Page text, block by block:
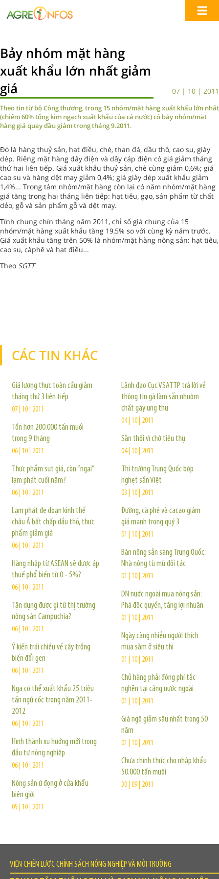
Bảy nhóm mặt hàng
xuất khẩu lớn nhất giảm
giá
07 | 10 | 2011
Theo tin từ bộ Công thương, trong 15 nhóm/mặt hàng xuất khẩu lớn nhất
(chiếm 60% tổng kim ngạch xuất khẩu của cả nước) có bảy nhóm/mặt
hàng giá quay đầu giảm trong tháng 9.2011.
Đó là hàng thuỷ sản, hạt điều, chè, than đá, dầu thô, cao su, giày
dép. Riêng mặt hàng dây điện và dây cáp điện có giá giảm tháng
thứ hai liên tiếp. Giá xuất khẩu thuỷ sản, chè cùng giảm 0,6%; giá
cao su và hàng dệt may giảm 0,4%; giá giày dép xuất khẩu giảm
1,4%... Trong tám nhóm/mặt hàng còn lại có năm nhóm/mặt hàng
giá tăng trong hai tháng liên tiếp: hạt tiêu, gạo, sản phẩm từ chất
dẻo, gỗ và sản phẩm gỗ và dệt may.
Tính chung chín tháng năm 2011, chỉ số giá chung của 15
nhóm/mặt hàng xuất khẩu tăng 19,5% so với cùng kỳ năm trước.
Giá xuất khẩu tăng trên 50% là nhóm/mặt hàng nông sản: hạt tiêu,
cao su, càphê và hạt điều...
Theo SGTT
CÁC TIN KHÁC
Giá lương thực toàn cầu giảm
tháng thứ 3 liên tiếp
07 | 10 | 2011
Tồn hơn 200.000 tấn muối
trong 9 tháng
06 | 10 | 2011
Thực phẩm sụt giá, còn “ngại”
lạm phát cuối năm?
06 | 10 | 2011
Lạm phát đe doạn kinh thế
châu Á bất chấp dầu thô, thực
phẩm giảm giá
06 | 10 | 2011
Hàng nhập từ ASEAN sẽ được áp
thuế phổ biến từ 0 - 5%?
06 | 10 | 2011
Tận dụng được gì từ thị trường
nông sản Campuchia?
06 | 10 | 2011
Ý kiến trái chiều về cây trồng
biến đổi gen
06 | 10 | 2011
Nga có thể xuất khẩu 25 triệu
tấn ngũ cốc trong năm 2011-
2012
06 | 10 | 2011
Hình thành xu hướng mới trong
đầu tư nông nghiệp
06 | 10 | 2011
Nông sản ứ đọng ở cửa khẩu
biên giới
05 | 10 | 2011
Lãnh đạo Cục VSATTP trả lời về
thông tin gà làm sẵn nhuộm
chất gây ung thư
04 | 10 | 2011
Sắn thối vì chờ tiêu thụ
04 | 10 | 2011
Thị trường Trung Quốc bóp
nghẹt sắn Việt
03 | 10 | 2011
Đường, cà phê và cacao giảm
giá mạnh trong quý 3
01 | 10 | 2011
Bán nông sản sang Trung Quốc:
Nhà nông tù mù đối tác
01 | 10 | 2011
DN nước ngoài mua nông sản:
Phá độc quyền, tăng lợi nhuận
01 | 10 | 2011
Ngày càng nhiều người thích
mua sắm ở siêu thị
01 | 10 | 2011
Chủ hàng phải đóng phí tắc
nghẽn tại cảng nước ngoài
01 | 10 | 2011
Giá ngô giảm sâu nhất trong 50
năm
01 | 10 | 2011
Chưa chính thức cho nhập khẩu
50.000 tấn muối
30 | 09 | 2011
VIỆN CHIẾN LƯỢC CHÍNH SÁCH NÔNG NGHIỆP VÀ MÔI TRƯỜNG